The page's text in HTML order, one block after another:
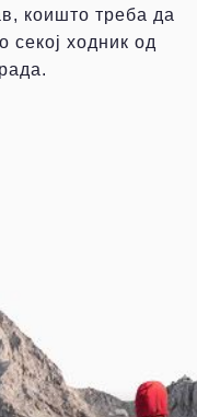
коишто треба да
секој ходник од